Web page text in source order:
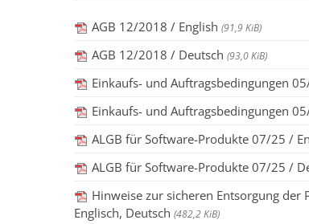
AGB 12/2018 / English(91,9 KiB)
AGB 12/2018 / Deutsch(93,0 KiB)
Einkaufs- und Auftragsbedingungen
Einkaufs- und Auftragsbedingungen
ALGB für Software-Produkte 07/25 /
ALGB für Software-Produkte 07/25 /
Hinweise zur sicheren Entsorgung
Englisch, Deutsch(482,2 KiB)